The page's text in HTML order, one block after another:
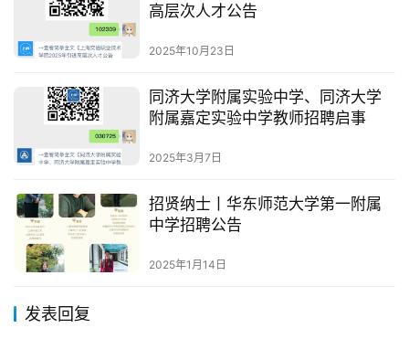
高层次人才公告
2025年10月23日
同济大学附属实验中学、同济大学
附属嘉定实验中学教师招聘启事
2025年3月7日
招贤纳士丨华东师范大学第一附属
中学招聘公告
2025年1月14日
发表回复